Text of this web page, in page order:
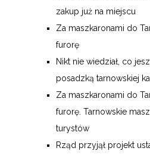
zakup już na miejscu
Za maszkaronami do
furorę
Nikt nie wiedział, co
posadzką tarnowskiej
Za maszkaronami do
furorę. Tarnowskie
turystów
Rząd przyjął projekt